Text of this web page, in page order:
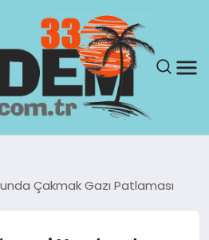
Çakmak Gazı Patlaması